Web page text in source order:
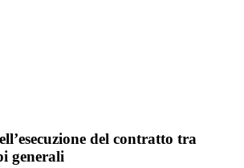
del contratto tra
generali